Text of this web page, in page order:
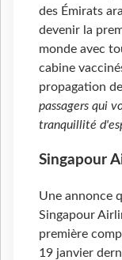
des Émirats
devenir la
monde avec
cabine
propagation
passagers qui
tranquillité
Singapour
Une annonce
Singapour
première
19 janvier